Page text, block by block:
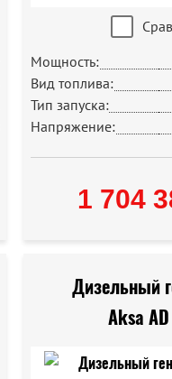
Мощность:
Вид топлива:
Тип запуска:
Напряжение:
1 704
Дизельный
Aksa